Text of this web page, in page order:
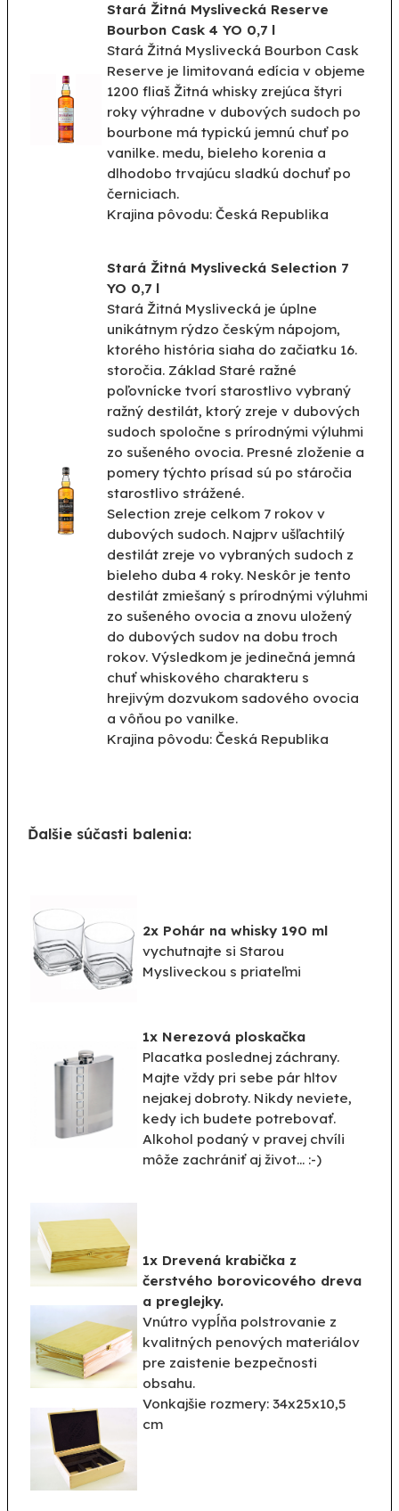
Stará Žitná Myslivecká Reserve
Bourbon Cask 4 YO 0,7 l
Stará Žitná Myslivecká Bourbon Cask
Reserve je limitovaná edícia v objeme
1200 fliaš Žitná whisky zrejúca štyri
roky výhradne v dubových sudoch po
bourbone má typickú jemnú chuť po
vanilke. medu, bieleho korenia a
dlhodobo trvajúcu sladkú dochuť po
černiciach.
Krajina pôvodu: Česká Republika
Stará Žitná Myslivecká Selection 7
YO 0,7 l
Stará Žitná Myslivecká je úplne
unikátnym rýdzo českým nápojom,
ktorého história siaha do začiatku 16.
storočia. Základ Staré ražné
poľovnícke tvorí starostlivo vybraný
ražný destilát, ktorý zreje v dubových
sudoch spoločne s prírodnými výluhmi
zo sušeného ovocia. Presné zloženie a
pomery týchto prísad sú po stáročia
starostlivo strážené.
Selection zreje celkom 7 rokov v
dubových sudoch. Najprv ušľachtilý
destilát zreje vo vybraných sudoch z
bieleho duba 4 roky. Neskôr je tento
destilát zmiešaný s prírodnými výluhmi
zo sušeného ovocia a znovu uložený
do dubových sudov na dobu troch
rokov. Výsledkom je jedinečná jemná
chuť whiskového charakteru s
hrejivým dozvukom sadového ovocia
a vôňou po vanilke.
Krajina pôvodu: Česká Republika
Ďalšie súčasti balenia:
2x Pohár na whisky 190 ml
vychutnajte si Starou
Mysliveckou s priateľmi
1x Nerezová ploskačka
Placatka poslednej záchrany.
Majte vždy pri sebe pár hltov
nejakej dobroty. Nikdy neviete,
kedy ich budete potrebovať.
Alkohol podaný v pravej chvíli
môže zachrániť aj život... :-)
1x Drevená krabička z
čerstvého borovicového dreva
a preglejky.
Vnútro vypĺňa polstrovanie z
kvalitných penových materiálov
pre zaistenie bezpečnosti
obsahu.
Vonkajšie rozmery: 34x25x10,5
cm